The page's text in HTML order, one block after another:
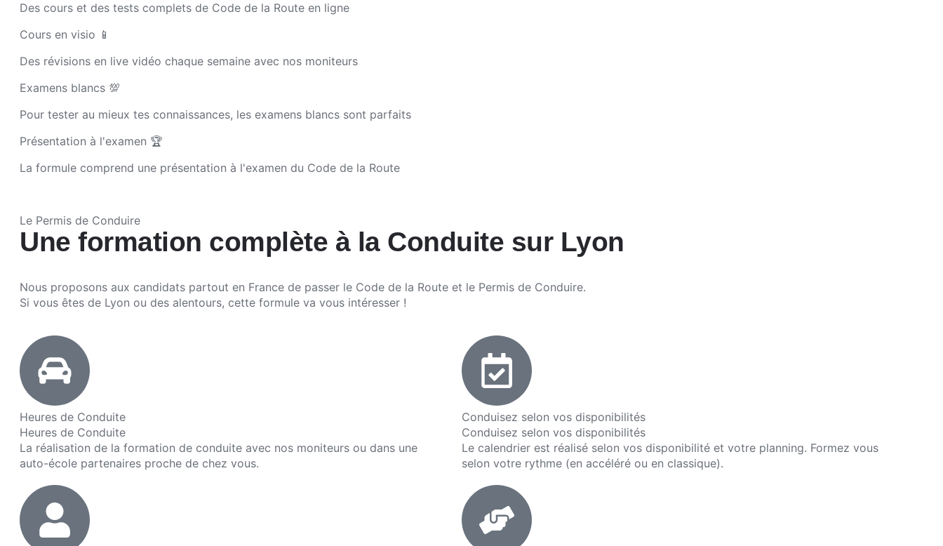
Des cours et des tests complets de Code de la Route en ligne
Cours en visio 📱
Des révisions en live vidéo chaque semaine avec nos moniteurs
Examens blancs 💯
Pour tester au mieux tes connaissances, les examens blancs sont parfaits
Présentation à l'examen 🏆
La formule comprend une présentation à l'examen du Code de la Route
Le Permis de Conduire
Une formation complète à la Conduite sur Lyon
Nous proposons aux candidats partout en France de passer le Code de la Route et le Permis de Conduire.
Si vous êtes de Lyon ou des alentours, cette formule va vous intéresser !
Heures de Conduite
Heures de Conduite
La réalisation de la formation de conduite avec nos moniteurs ou dans une
auto-école partenaires proche de chez vous.
Conduisez selon vos disponibilités
Conduisez selon vos disponibilités
Le calendrier est réalisé selon vos disponibilité et votre planning. Formez vous
selon votre rythme (en accéléré ou en classique).